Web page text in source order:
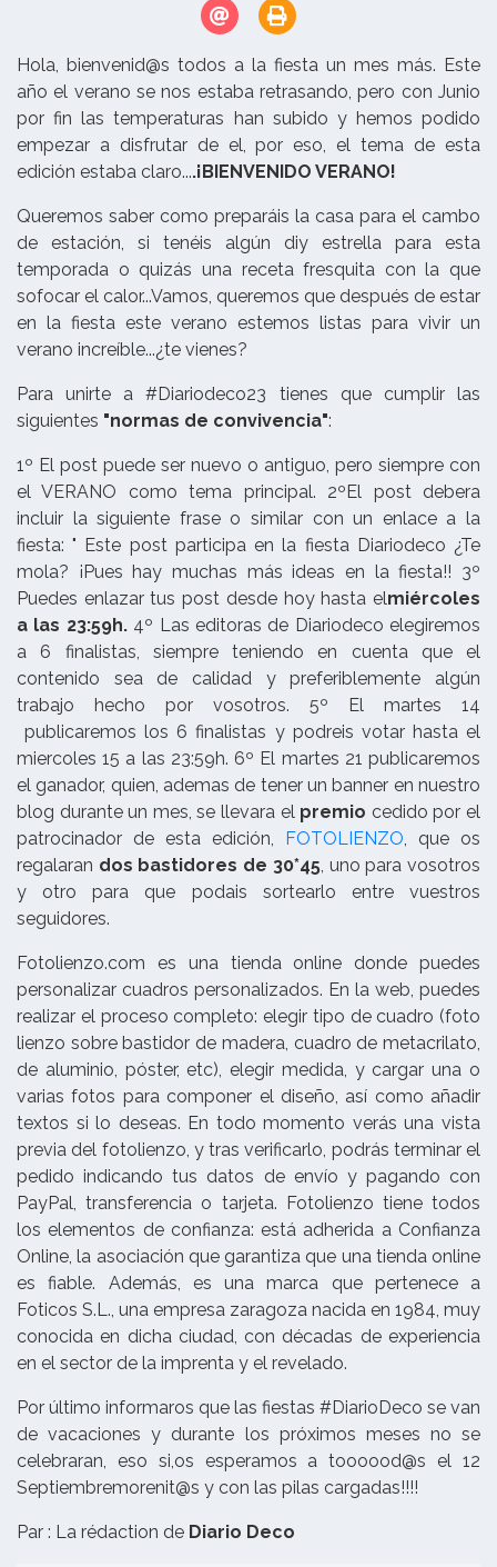
Hola, bienvenid@s todos a la fiesta un mes más. Este
año el verano se nos estaba retrasando, pero con Junio
por fin las temperaturas han subido y hemos podido
empezar a disfrutar de el, por eso, el tema de esta
edición estaba claro....¡BIENVENIDO VERANO!
Queremos saber como preparáis la casa para el cambo
de estación, si tenéis algún diy estrella para esta
temporada o quizás una receta fresquita con la que
sofocar el calor...Vamos, queremos que después de estar
en la fiesta este verano estemos listas para vivir un
verano increíble...¿te vienes?
Para unirte a #Diariodeco23 tienes que cumplir las
siguientes "normas de convivencia":
1º El post puede ser nuevo o antiguo, pero siempre con
el VERANO como tema principal. 2ºEl post debera
incluir la siguiente frase o similar con un enlace a la
fiesta: " Este post participa en la fiesta Diariodeco ¿Te
mola? ¡Pues hay muchas más ideas en la fiesta!! 3º
Puedes enlazar tus post desde hoy hasta elmiércoles
a las 23:59h.4º Las editoras de Diariodeco elegiremos
a 6 finalistas, siempre teniendo en cuenta que el
contenido sea de calidad y preferiblemente algún
trabajo hecho por vosotros. 5º El martes 14
publicaremos los 6 finalistas y podreis votar hasta el
miercoles 15 a las 23:59h. 6º El martes 21 publicaremos
el ganador, quien, ademas de tener un banner en nuestro
blog durante un mes, se llevara el premio cedido por el
patrocinador de esta edición, FOTOLIENZO, que os
regalaran dos bastidores de 30*45, uno para vosotros
y otro para que podais sortearlo entre vuestros
seguidores.
Fotolienzo.com es una tienda online donde puedes
personalizar cuadros personalizados. En la web, puedes
realizar el proceso completo: elegir tipo de cuadro (foto
lienzo sobre bastidor de madera, cuadro de metacrilato,
de aluminio, póster, etc), elegir medida, y cargar una o
varias fotos para componer el diseño, así como añadir
textos si lo deseas. En todo momento verás una vista
previa del fotolienzo, y tras verificarlo, podrás terminar el
pedido indicando tus datos de envío y pagando con
PayPal, transferencia o tarjeta. Fotolienzo tiene todos
los elementos de confianza: está adherida a Confianza
Online, la asociación que garantiza que una tienda online
es fiable. Además, es una marca que pertenece a
Foticos S.L., una empresa zaragoza nacida en 1984, muy
conocida en dicha ciudad, con décadas de experiencia
en el sector de la imprenta y el revelado.
Por último informaros que las fiestas #DiarioDeco se van
de vacaciones y durante los próximos meses no se
celebraran, eso si,os esperamos a toooood@s el 12
Septiembremorenit@s y con las pilas cargadas!!!!
Par : La rédaction de Diario Deco